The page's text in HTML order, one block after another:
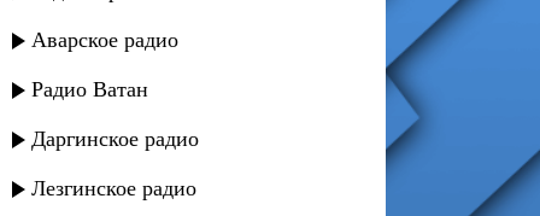
Аварское радио
Радио Ватан
Даргинское радио
Лезгинское радио